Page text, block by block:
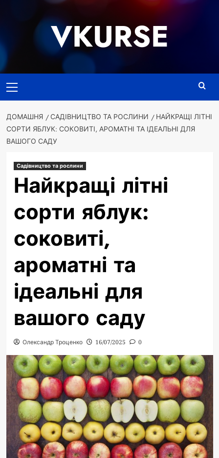
VKURSE
меню
ДОМАШНЯ САДІВНИЦТВО ТА РОСЛИНИ
НАЙКРАЩІ ЛІТНІ
СОРТИ ЯБЛУК: СОКОВИТІ, АРОМАТНІ ТА ІДЕАЛЬНІ ДЛЯ
ВАШОГО САДУ
Садівництво та рослини
Найкращі літні
сорти яблук:
соковиті,
ароматні та
ідеальні для
вашого саду
Олександр Троценко 16/07/2025 0